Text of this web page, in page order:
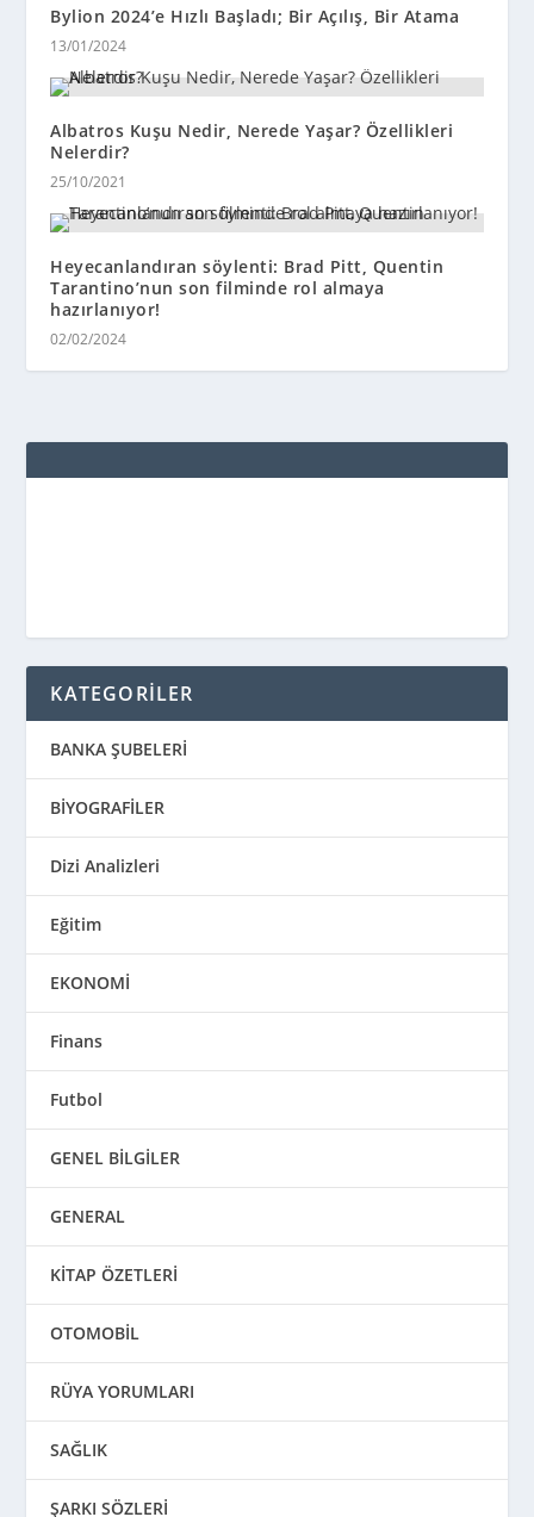
Bylion 2024’e Hızlı Başladı; Bir Açılış, Bir Atama
13/01/2024
Albatros Kuşu Nedir, Nerede Yaşar? Özellikleri
Nelerdir?
25/10/2021
Heyecanlandıran söylenti: Brad Pitt, Quentin
Tarantino’nun son filminde rol almaya
hazırlanıyor!
02/02/2024
KATEGORİLER
BANKA ŞUBELERİ
BİYOGRAFİLER
Dizi Analizleri
Eğitim
EKONOMİ
Finans
Futbol
GENEL BİLGİLER
GENERAL
KİTAP ÖZETLERİ
OTOMOBİL
RÜYA YORUMLARI
SAĞLIK
ŞARKI SÖZLERİ